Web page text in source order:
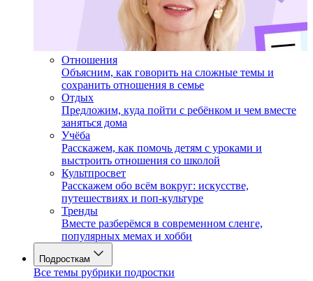
Отношения
Объясним, как говорить на сложные темы и
сохранить отношения в семье
Отдых
Предложим, куда пойти с ребёнком и чем вместе
заняться дома
Учёба
Расскажем, как помочь детям с уроками и
выстроить отношения со школой
Культпросвет
Расскажем обо всём вокруг: искусстве,
путешествиях и поп-культуре
Тренды
Вместе разберёмся в современном сленге,
популярных мемах и хобби
Подросткам
Все темы рубрики подростки